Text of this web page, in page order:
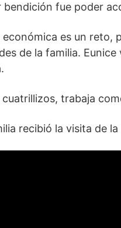
bendición fue poder
es un reto,
de la familia.
cuatrillizos, trabaja
recibió la visita de